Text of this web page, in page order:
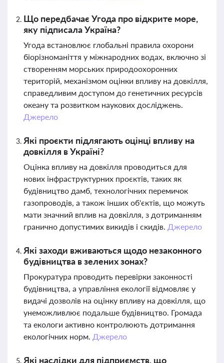
Що передбачає Угода про відкрите море,
яку підписала Україна?
Угода встановлює глобальні правила охорони
біорізноманіття у міжнародних водах, включно зі
створенням морських природоохоронних
територій, механізмом оцінки впливу на довкілля,
справедливим доступом до генетичних ресурсів
океану та розвитком наукових досліджень.
Джерело
Які проєкти підлягають оцінці впливу на
довкілля в Україні?
Оцінка впливу на довкілля проводиться для
нових інфраструктурних проєктів, таких як
будівництво дамб, технологічних перемичок
газопроводів, а також інших об'єктів, що можуть
мати значний вплив на довкілля, з дотриманням
гранично допустимих викидів і скидів. Джерело
Які заходи вживаються щодо незаконного
будівництва в зелених зонах?
Прокуратура проводить перевірки законності
будівництва, а управління екології відмовляє у
видачі дозволів на оцінку впливу на довкілля, що
унеможливлює подальше будівництво. Громада
та екологи активно контролюють дотримання
екологічних норм. Джерело
Які наслідки для підприємств, що